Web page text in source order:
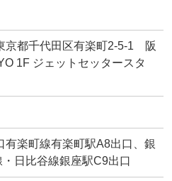
都千代田区有楽町2-5-1 阪
1F ジェットセッタースタ
有楽町線有楽町駅A8出口、銀
日比谷線銀座駅C9出口